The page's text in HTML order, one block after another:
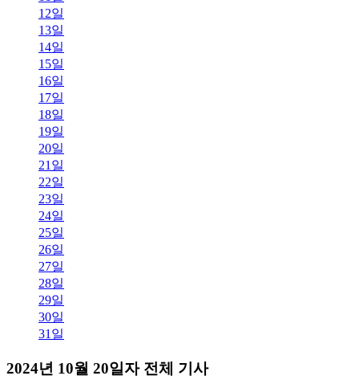
12일
13일
14일
15일
16일
17일
18일
19일
20일
21일
22일
23일
24일
25일
26일
27일
28일
29일
30일
31일
2024년 10월 20일자 전체 기사